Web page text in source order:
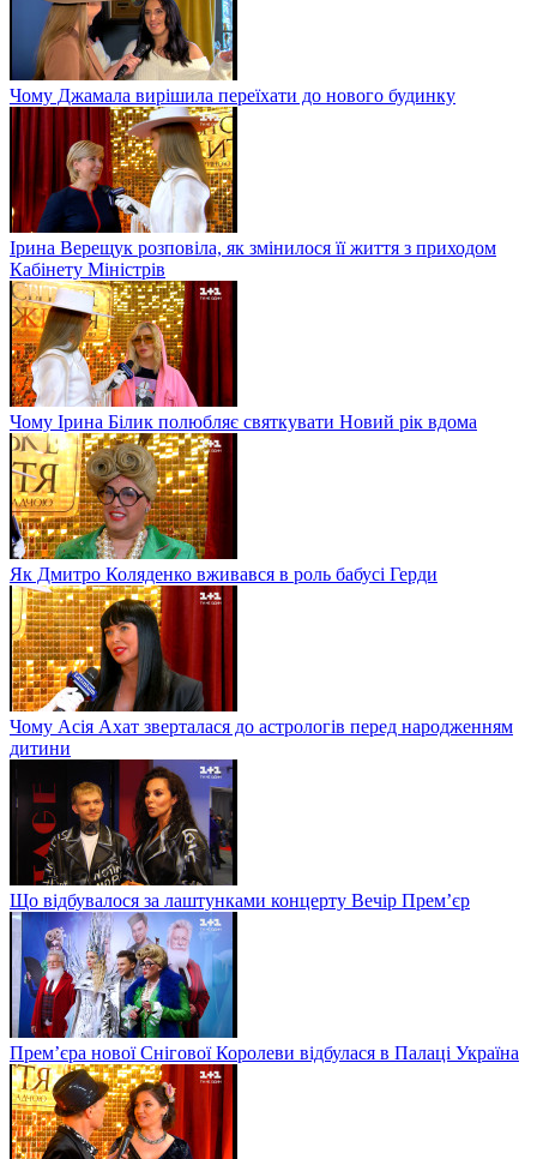
Чому Джамала вирішила переїхати до нового будинку
Ірина Верещук розповіла, як змінилося її життя з приходом
Кабінету Міністрів
Чому Ірина Білик полюбляє святкувати Новий рік вдома
Як Дмитро Коляденко вживався в роль бабусі Герди
Чому Асія Ахат зверталася до астрологів перед народженням
дитини
Що відбувалося за лаштунками концерту Вечір Прем’єр
Прем’єра нової Снігової Королеви відбулася в Палаці Україна